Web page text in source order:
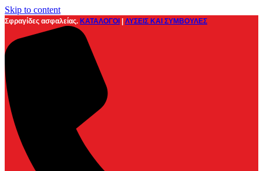
Skip to content
Σφραγίδες ασφαλείας. ΚΑΤΑΛΟΓΟΙ ΛΥΣΕΙΣ ΚΑΙ ΣΥΜΒΟΥΛΕΣ